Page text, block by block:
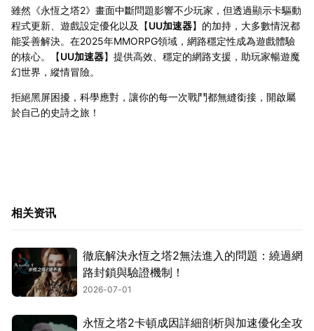
雖然《永恆之塔2》畫面中斷問題影響不少玩家，但透過顯示卡驅動
程式更新、遊戲設定優化以及【UU加速器】的加持，大多數情況都
能妥善解決。在2025年MMORPG領域，網路穩定性成為遊戲體驗
的核心。【UU加速器】提供高效、穩定的網路支援，助玩家暢遊魔
幻世界，縱情冒險。
拒絕黑屏困擾，科學應對，讓你的每一次戰鬥都無縫銜接，開啟屬
於自己的史詩之旅！
相关资讯
徹底解決永恆之塔2無法進入的問題：繞過網
路封鎖與驗證機制！
2026-07-01
永恆之塔2卡頓成因詳細剖析與加速優化全攻